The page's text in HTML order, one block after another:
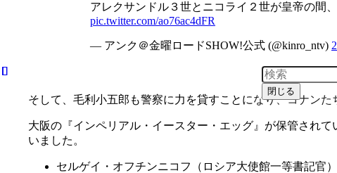
アレクサンドル３世とニコライ２世が皇帝の間
pic.twitter.com/ao76ac4dFR
— アンク＠金曜ロードSHOW!公式 (@kinro_ntv)
そして、毛利小五郎も警察に力を貸すことになり、コナン
大阪の『インペリアル・イースター・エッグ』が保管され
いました。
セルゲイ・オフチンニコフ（ロシア大使館一等書記官）
閉じる